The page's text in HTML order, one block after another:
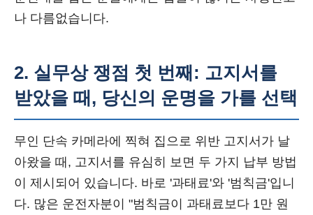
나 다름없습니다.
2. 실무상 쟁점 첫 번째: 고지서를
받았을 때, 당신의 운명을 가를 선택
무인 단속 카메라에 찍혀 집으로 위반 고지서가 날
아왔을 때, 고지서를 유심히 보면 두 가지 납부 방법
이 제시되어 있습니다. 바로 '과태료'와 '범칙금'입니
다. 많은 운전자분이 "범칙금이 과태료보다 1만 원